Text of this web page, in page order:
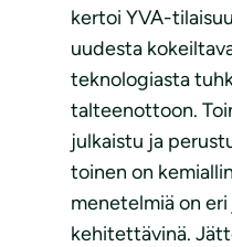
kertoi YVA-
uudesta
teknologiasta
talteenottoon.
julkaistu ja
toinen on
menetelmiä on
kehitettävinä.